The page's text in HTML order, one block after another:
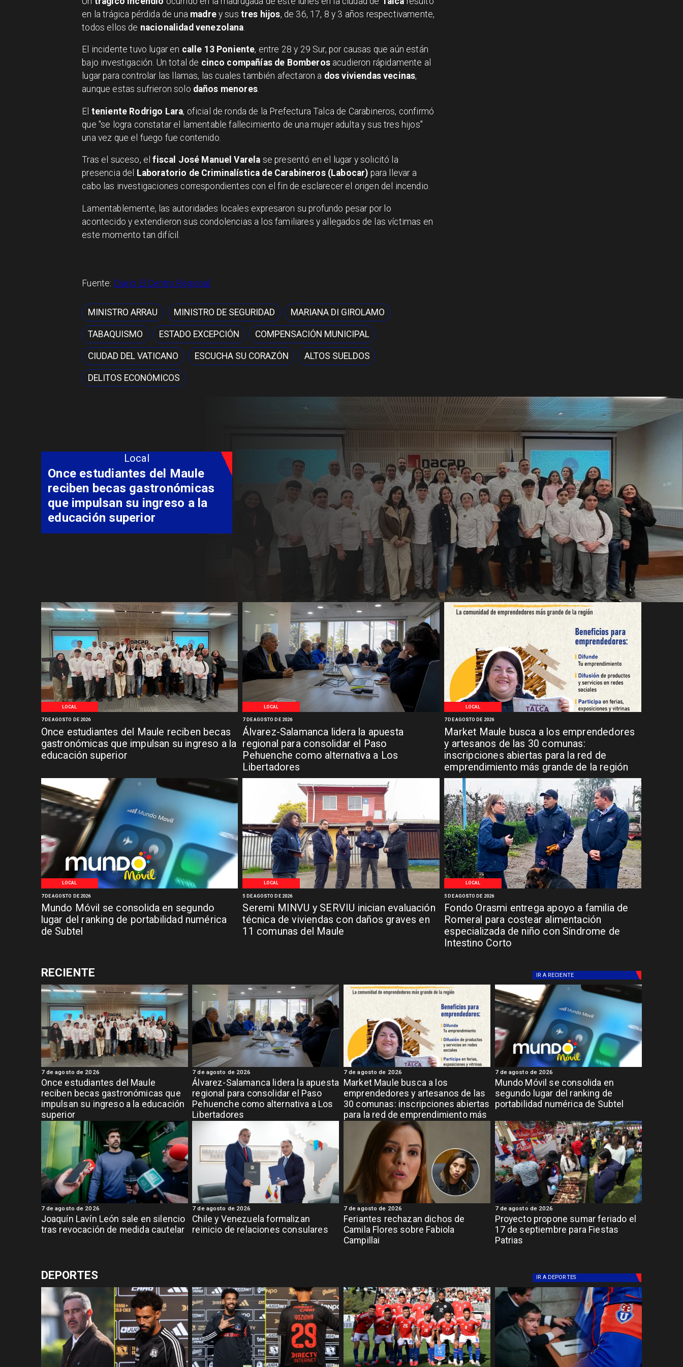
en la trágica pérdida de una madrey sus tres hijos, de 36, 17, 8 y 3 años respectivamente,
todos ellos de nacionalidad venezolana
El incidente tuvo lugar en calle 13 Poniente, entre 28 y 29 Sur, por causas que aún están
bajo investigación. Un total de cinco compañías de Bomberosacudieron rápidamente al
lugar para controlar las llamas, las cuales también afectaron a dos viviendas vecinas,
aunque estas sufrieron solo daños menores.
El teniente Rodrigo Lara, oficial de ronda de la Prefectura Talca de Carabineros, confirmó
que "se logra constatar el lamentable fallecimiento de una mujer adulta y sus tres hijos"
una vez que el fuego fue contenido.
Tras el suceso, elfiscal José Manuel Varela se presentó en el lugar y solicitó la
presencia del
Laboratorio de Criminalística de Carabineros (Labocar) para llevar a
cabo las investigaciones correspondientes con el fin de esclarecer el origen del incendio.
Lamentablemente, las autoridades locales expresaron su profundo pesar por lo
acontecido y extendieron sus condolencias a los familiares y allegados de las víctimas en
este momento tan difícil.
Fuente: Diario El Centro Regional
MINISTRO ARRAU MINISTRO DE SEGURIDAD MARIANA DI GIROLAMO
TABAQUISMO ESTADO EXCEPCIÓN COMPENSACIÓN MUNICIPAL
CIUDAD DEL VATICANO ESCUCHA SU CORAZÓN ALTOS SUELDOS
DELITOS ECONÓMICOS
LOCAL
Once estudiantes del Maule reciben becas
gastronómicas que impulsan su ingreso a la
educación superior
7 DE AGOSTO DE 2026
LOCAL
Álvarez-Salamanca lidera la apuesta
regional para consolidar el Paso
Pehuenche como alternativa a Los
Libertadores
7 DE AGOSTO DE 2026
LOCAL
Market Maule busca a los emprendedores
y artesanos de las 30 comunas:
inscripciones abiertas para la red de
emprendimiento más grande de la región
7 DE AGOSTO DE 2026
LOCAL
Mundo Móvil se consolida en segundo
lugar del ranking de portabilidad numérica
de Subtel
7 DE AGOSTO DE 2026
LOCAL
Seremi MINVU y SERVIU inician evaluación
técnica de viviendas con daños graves en
11 comunas del Maule
5 DE AGOSTO DE 2026
LOCAL
Fondo Orasmi entrega apoyo a familia de
Romeral para costear alimentación
especializada de niño con Síndrome de
Intestino Corto
5 DE AGOSTO DE 2026
Local
Álvarez-Salamanca lidera la
apuesta regional para
consolidar el Paso Pehuenche
como alternativa a Los
Libertadores
RECIENTE IR A RECIENTE
Once estudiantes del Maule
reciben becas gastronómicas que
impulsan su ingreso a la educación
superior
7 de agosto de 2026
Álvarez-Salamanca lidera la apuesta
regional para consolidar el Paso
Pehuenche como alternativa a Los
Libertadores
7 de agosto de 2026
Market Maule busca a los
emprendedores y artesanos de las
30 comunas: inscripciones abiertas
para la red de emprendimiento más
grande de la región
7 de agosto de 2026
Mundo Móvil se consolida en
segundo lugar del ranking de
portabilidad numérica de Subtel
7 de agosto de 2026
Joaquín Lavín León sale en silencio
tras revocación de medida cautelar
7 de agosto de 2026
Chile y Venezuela formalizan
reinicio de relaciones consulares
7 de agosto de 2026
Feriantes rechazan dichos de
Camila Flores sobre Fabiola
Campillai
7 de agosto de 2026
Proyecto propone sumar feriado el
17 de septiembre para Fiestas
Patrias
7 de agosto de 2026
DEPORTES IR A DEPORTES